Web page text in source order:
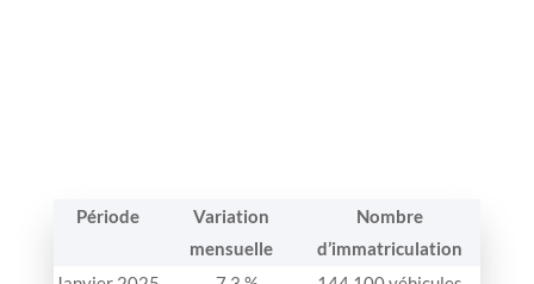
Période
Variation
mensuelle
Nombre
d’immatriculation